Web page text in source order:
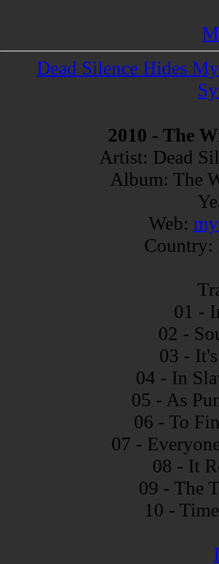
Dead Silence Hides
2010 - The
Artist: Dead
Album: The
Web:
Country:
01 -
02 -
03 -
04 - In
05 - As
06 - To
07 -
08 - It
09 - The
10 -